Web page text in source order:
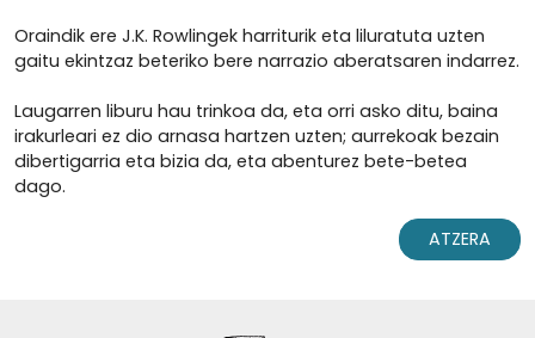
Oraindik ere J.K. Rowlingek harriturik eta liluratuta uzten
gaitu ekintzaz beteriko bere narrazio aberatsaren indarrez.
Laugarren liburu hau trinkoa da, eta orri asko ditu, baina
irakurleari ez dio arnasa hartzen uzten; aurrekoak bezain
dibertigarria eta bizia da, eta abenturez bete-betea
dago.
ATZERA